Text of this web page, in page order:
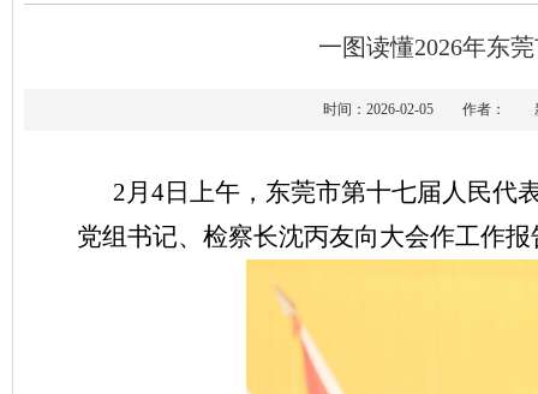
一图读懂2026年东
时间：2026-02-05 作者：
2月4日上午，东莞市第十七届人民代
党组书记、检察长沈丙友向大会作工作报